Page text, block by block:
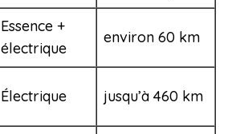
Essence +
électrique
environ 60 km
Électrique jusqu’à 460 km